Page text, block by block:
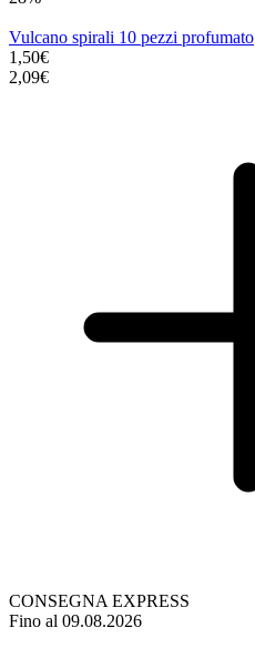
Vulcano spirali 10 pezzi profumato
1,50€
2,09€
CONSEGNA EXPRESS
Fino al 09.08.2026